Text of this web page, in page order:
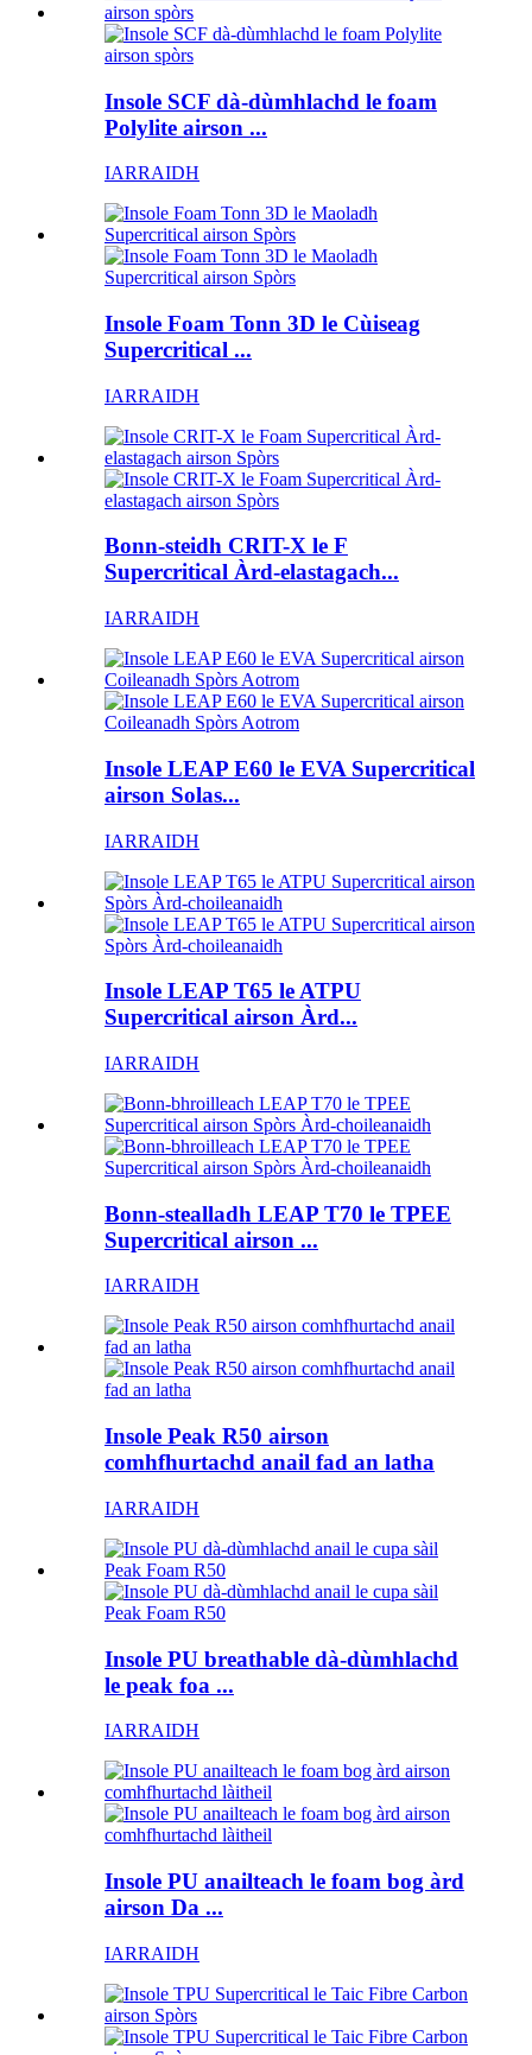
Insole SCF dà-dùmhlachd le foam
Polylite airson ...
IARRAIDH
Insole Foam Tonn 3D le Cùiseag
Supercritical ...
IARRAIDH
Bonn-steidh CRIT-X le F
Supercritical Àrd-elastagach...
IARRAIDH
Insole LEAP E60 le EVA Supercritical
airson Solas...
IARRAIDH
Insole LEAP T65 le ATPU
Supercritical airson Àrd...
IARRAIDH
Bonn-stealladh LEAP T70 le TPEE
Supercritical airson ...
IARRAIDH
Insole Peak R50 airson
comhfhurtachd anail fad an latha
IARRAIDH
Insole PU breathable dà-dùmhlachd
le peak foa ...
IARRAIDH
Insole PU anailteach le foam bog àrd
airson Da ...
IARRAIDH